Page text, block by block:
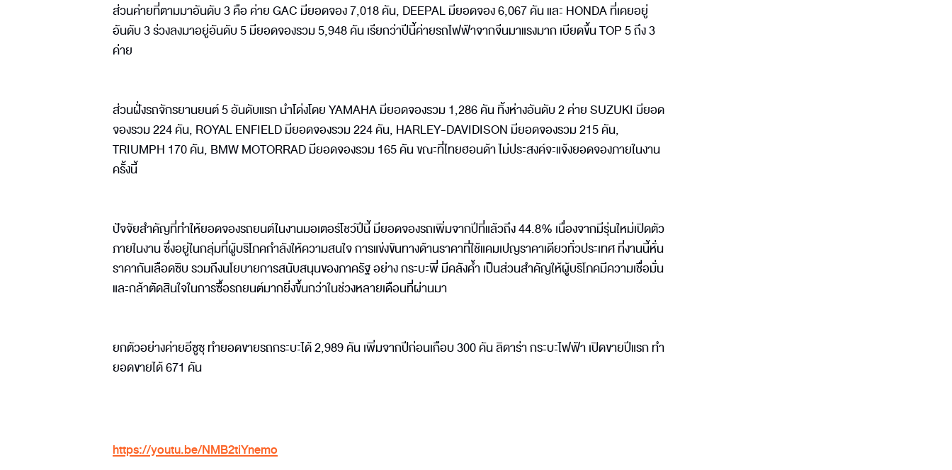
ส่วนค่ายที่ตามมาอันดับ 3 คือ ค่าย GAC มียอดจอง 7,018 คัน, DEEPAL มียอดจอง 6,067 คัน และ HONDA ที่เคยอยู่
อันดับ 3 ร่วงลงมาอยู่อันดับ 5 มียอดจองรวม 5,948 คัน เรียกว่าปีนี้ค่ายรถไฟฟ้าจากจีนมาแรงมาก เบียดขึ้น TOP 5 ถึง 3
ค่าย
ส่วนฝั่งรถจักรยานยนต์ 5 อันดับแรก นำโด่งโดย YAMAHA มียอดจองรวม 1,286 คัน ทิ้งห่างอันดับ 2 ค่าย SUZUKI มียอด
จองรวม 224 คัน, ROYAL ENFIELD มียอดจองรวม 224 คัน, HARLEY-DAVIDISON มียอดจองรวม 215 คัน,
TRIUMPH 170 คัน, BMW MOTORRAD มียอดจองรวม 165 คัน ขณะที่ไทยฮอนด้า ไม่ประสงค์จะแจ้งยอดจองภายในงาน
ครั้งนี้
ปัจจัยสำคัญที่ทำให้ยอดจองรถยนต์ในงานมอเตอร์โชว์ปีนี้ มียอดจองรถเพิ่มจากปีที่แล้วถึง 44.8% เนื่องจากมีรุ่นใหม่เปิดตัว
ภายในงาน ซึ่งอยู่ในกลุ่มที่ผู้บริโภคกำลังให้ความสนใจ การแข่งขันทางด้านราคาที่ใช้แคมเปญราคาเดียวทั่วประเทศ ที่งานนี้หั่น
ราคากันเลือดซิบ รวมถึงนโยบายการสนับสนุนของภาครัฐ อย่าง กระบะพี่ มีคลังค้ำ เป็นส่วนสำคัญให้ผู้บริโภคมีความเชื่อมั่น
และกล้าตัดสินใจในการซื้อรถยนต์มากยิ่งขึ้นกว่าในช่วงหลายเดือนที่ผ่านมา
ยกตัวอย่างค่ายอีซูซุ ทำยอดขายรถกระบะได้ 2,989 คัน เพิ่มจากปีก่อนเกือบ 300 คัน ลิดาร่า กระบะไฟฟ้า เปิดขายปีแรก ทำ
ยอดขายได้ 671 คัน
https://youtu.be/NMB2tiYnemo